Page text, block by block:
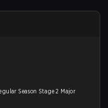
Season Stage 2 Major